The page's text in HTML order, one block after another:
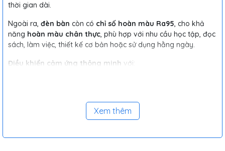
thời gian dài.
Ngoài ra, đèn bàn còn có chỉ số hoàn màu Ra95, cho khả
năng hoàn màu chân thực, phù hợp với nhu cầu học tập, đọc
sách, làm việc, thiết kế cơ bản hoặc sử dụng hằng ngày.
Điều khiển cảm ứng thông minh với:
nhiệt độ màu
Chế độ tập trung
Xem thêm